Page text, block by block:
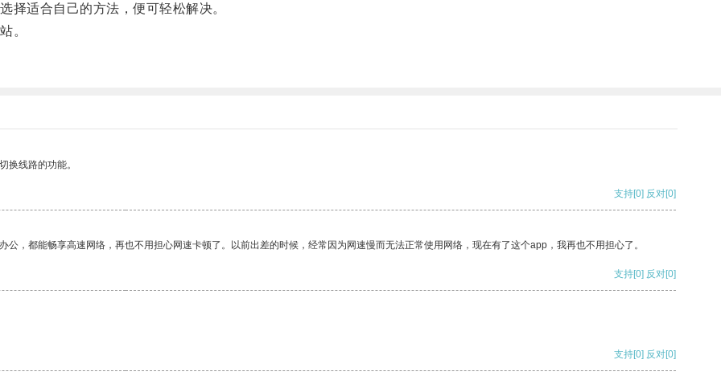
适合自己的方法，便可轻松解决。
。
换线路的功能。
支持[0] 反对[0]
，都能畅享高速网络，再也不用担心网速卡顿了。以前出差的时候，经常因为网速慢而无法正常使用网络，现在有了这个app，我再也不用担心了。
支持[0] 反对[0]
支持[0] 反对[0]